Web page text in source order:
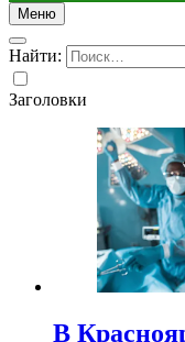
Меню
Найти:
Заголовки
В